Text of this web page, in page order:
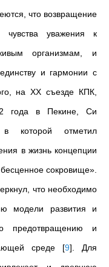
что возвращение
уважения к
организмам, и
и гармонии с
на XX съезде КПК,
года в Пекине, Си
которой отметил
в жизнь концепции
сокровище».
что необходимо
модели развития и
предотвращению и
среде [9] . Для